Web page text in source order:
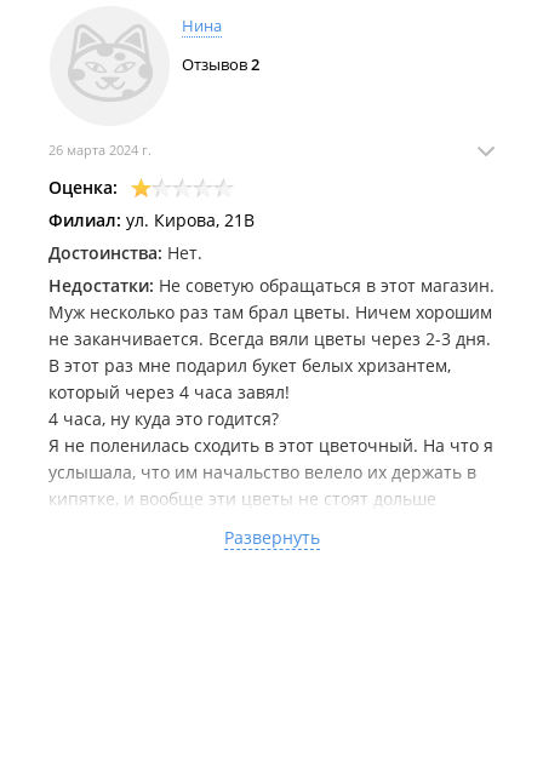
Нина
Отзывов2
26 марта 2024 г.
Оценка:
Филиал: ул. Кирова, 21В
Достоинства: Нет.
Недостатки: Не советую обращаться в этот магазин.
Муж несколько раз там брал цветы. Ничем хорошим
не заканчивается. Всегда вяли цветы через 2-3 дня.
В этот раз мне подарил букет белых хризантем,
который через 4 часа завял!
4 часа, ну куда это годится?
Я не поленилась сходить в этот цветочный. На что я
услышала, что им начальство велело их держать в
кипятке, и вообще эти цветы не стоят дольше
С горем пополам мне поменяли цветы, а те, что я
Развернуть